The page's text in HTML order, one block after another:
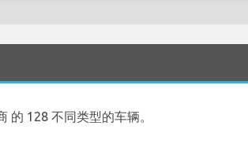
的 128 不同类型的车辆。